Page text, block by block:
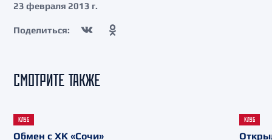
23 февраля 2013 г.
Поделиться:
СМОТРИТЕ ТАКЖЕ
КЛУБ
Обмен с ХК «Сочи»
КЛУБ